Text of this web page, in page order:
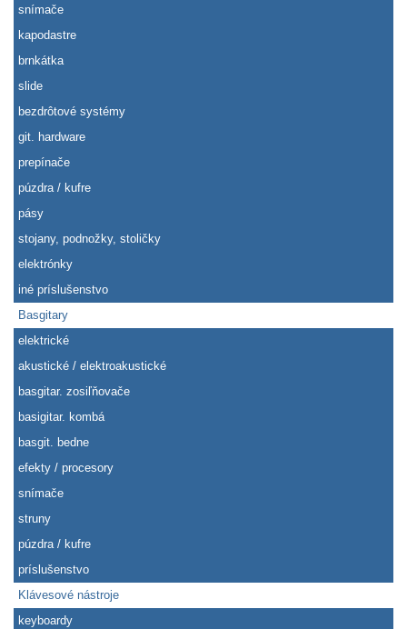
snímače
kapodastre
brnkátka
slide
bezdrôtové systémy
git. hardware
prepínače
púzdra / kufre
pásy
stojany, podnožky, stoličky
elektrónky
iné príslušenstvo
Basgitary
elektrické
akustické / elektroakustické
basgitar. zosiľňovače
basigitar. kombá
basgit. bedne
efekty / procesory
snímače
struny
púzdra / kufre
príslušenstvo
Klávesové nástroje
keyboardy